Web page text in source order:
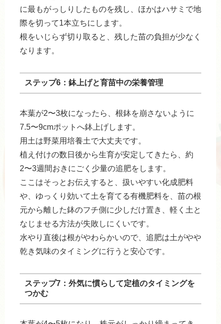
に最もがっしりしたものを残し、ほかはハサミで地
際を切って1本立ちにします。
根をいじらず切り取ると、残した苗の負担が少なく
なります。
ステップ6：鉢上げと育苗中の栄養管理
本葉が2〜3枚になったら、根鉢を崩さないように
7.5〜9cmポットへ鉢上げします。
用土は野菜用培養土で大丈夫です。
植え付けの数日後から生育が安定してきたら、約
2〜3週間おきにごく少量の追肥をします。
ここはそっとお伝えすると、扱いやすい化成肥料
や、ゆっくり効いて土を育てる有機肥料を、苗の根
元から離した鉢のフチ側に少しだけ置き、軽く土と
なじませる方法が失敗しにくいです。
水やり直後は根がやわらかいので、追肥は土がやや
乾き気味のタイミングに行うと安心です。
ステップ7：外気に慣らして定植のタイミングを
つかむ